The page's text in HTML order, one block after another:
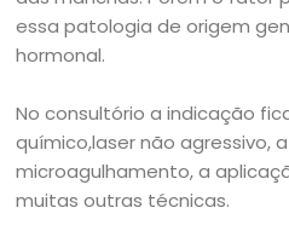
essa patologia de origem
hormonal.
No consultório a indicação
químico,laser não agressivo,
microagulhamento, a
muitas outras técnicas.